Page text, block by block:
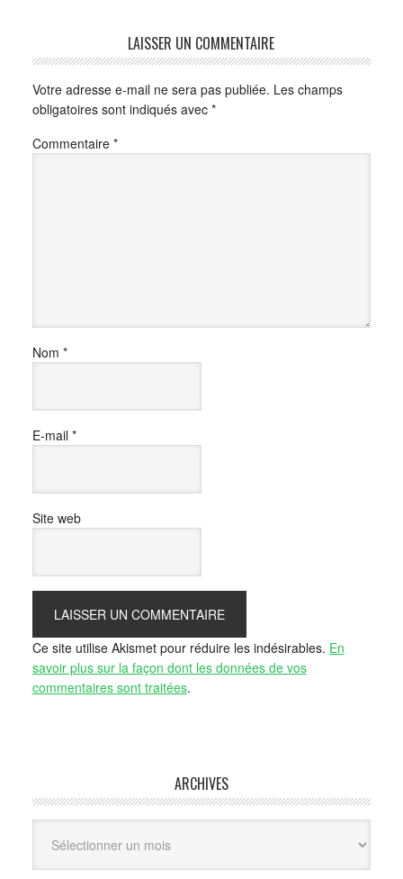
LAISSER UN COMMENTAIRE
Votre adresse e-mail ne sera pas publiée. Les champs
obligatoires sont indiqués avec *
Commentaire *
Nom *
E-mail *
Site web
Ce site utilise Akismet pour réduire les indésirables. En
savoir plus sur la façon dont les données de vos
commentaires sont traitées.
ARCHIVES